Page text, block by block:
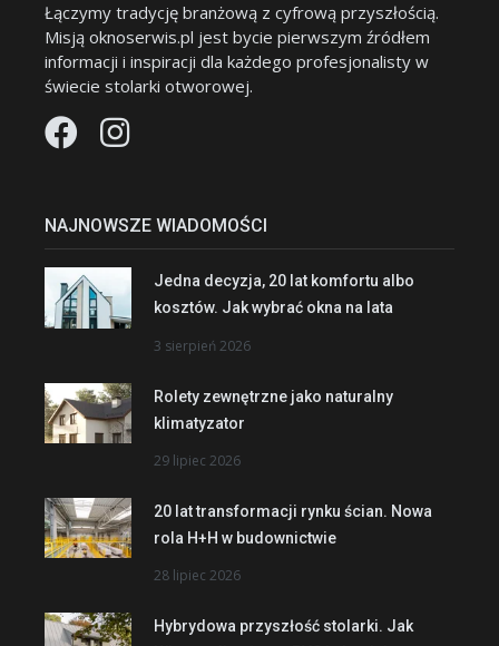
Łączymy tradycję branżową z cyfrową przyszłością.
Misją oknoserwis.pl jest bycie pierwszym źródłem
informacji i inspiracji dla każdego profesjonalisty w
świecie stolarki otworowej.
NAJNOWSZE WIADOMOŚCI
Jedna decyzja, 20 lat komfortu albo
kosztów. Jak wybrać okna na lata
3 sierpień 2026
Rolety zewnętrzne jako naturalny
klimatyzator
29 lipiec 2026
20 lat transformacji rynku ścian. Nowa
rola H+H w budownictwie
28 lipiec 2026
Hybrydowa przyszłość stolarki. Jak